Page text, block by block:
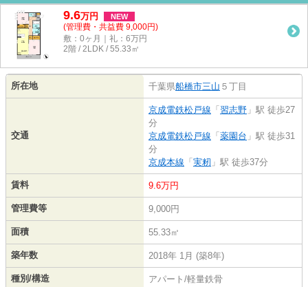
9.6万円 NEW
(管理費・共益費 9,000円)
敷：0ヶ月｜礼：6万円
2階 / 2LDK / 55.33㎡
所在地 千葉県船橋市三山 ５丁目
交通
京成電鉄松戸線 「 習志野 」駅 徒歩27
分
京成電鉄松戸線 「 薬園台 」駅 徒歩31
分
京成本線 「 実籾 」駅 徒歩37分
賃料 9.6万円
管理費等 9,000円
面積 55.33㎡
築年数 2018年 1月 (築8年)
種別/構造 アパート/軽量鉄骨